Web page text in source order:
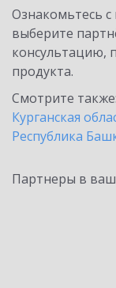
Ознакомьтесь
выберите
консультацию,
продукта.
Смотрите также:
Курганская
Республика
Партнеры в